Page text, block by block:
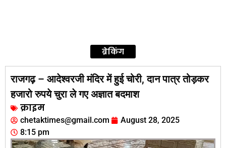
ब्रेकिंग
राजगढ़ – आदेश्वरजी मंदिर में हुई चोरी, दान पात्र तोड़कर
हजारो रुपये चुरा ले गए अज्ञात बदमाश
क्राइम
chetaktimes@gmail.com
August 28, 2025
8:15 pm